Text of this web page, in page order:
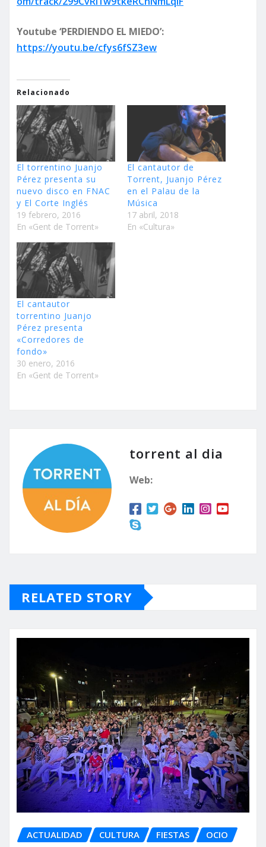
Youtube ‘PERDIENDO EL MIEDO’:
https://youtu.be/cfys6fSZ3ew
Relacionado
El torrentino Juanjo
Pérez presenta su
nuevo disco en FNAC
y El Corte Inglés
19 febrero, 2016
En «Gent de Torrent»
El cantautor de
Torrent, Juanjo Pérez
en el Palau de la
Música
17 abril, 2018
En «Cultura»
El cantautor
torrentino Juanjo
Pérez presenta
«Corredores de
fondo»
30 enero, 2016
En «Gent de Torrent»
torrent al dia
Web:
RELATED STORY
ACTUALIDAD CULTURA FIESTAS OCIO